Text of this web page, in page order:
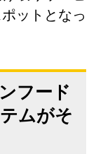
ットとなっ
フード
ムがそ